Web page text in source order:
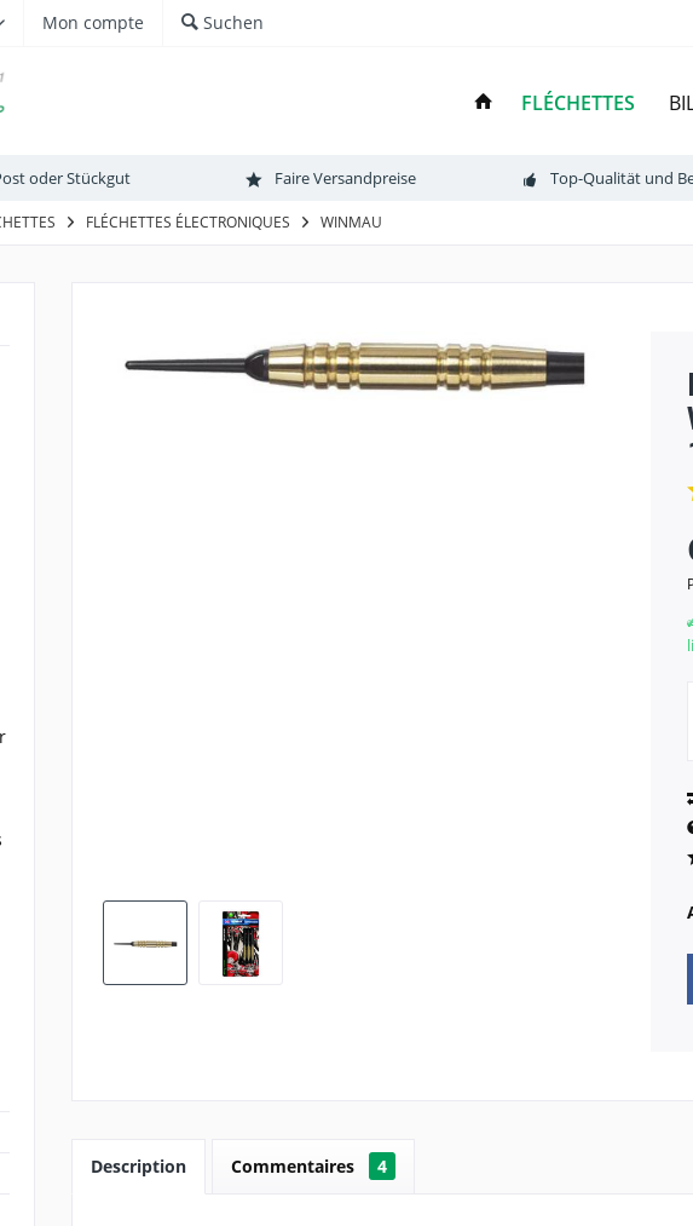
Mon compte Suchen
FLÉCHETTES
oder Stückgut Faire Versandpreise Top-Qualität und
FLÉCHETTES ÉLECTRONIQUES WINMAU
Description Commentaires 4